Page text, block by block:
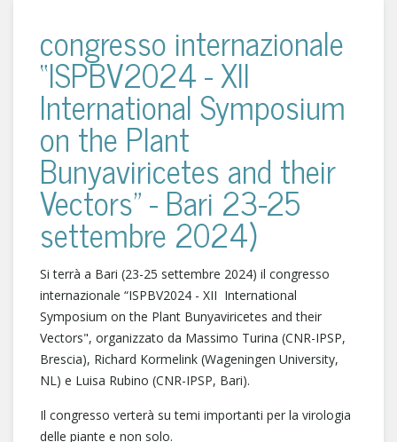
congresso internazionale
“ISPBV2024 - XII
International Symposium
on the Plant
Bunyaviricetes and their
Vectors" - Bari 23-25
settembre 2024)
Si terrà a Bari (23-25 settembre 2024) il congresso
internazionale “ISPBV2024 - XII International
Symposium on the Plant Bunyaviricetes and their
Vectors", organizzato da Massimo Turina (CNR-IPSP,
Brescia), Richard Kormelink (Wageningen University,
NL) e Luisa Rubino (CNR-IPSP, Bari).
Il congresso verterà su temi importanti per la virologia
delle piante e non solo.